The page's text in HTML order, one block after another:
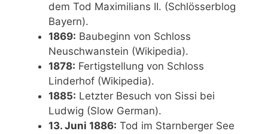
dem Tod Maximilians II. (Schlösserblog
Bayern).
1869: Baubeginn von Schloss
Neuschwanstein (Wikipedia).
1878: Fertigstellung von Schloss
Linderhof (Wikipedia).
1885: Letzter Besuch von Sissi bei
Ludwig (Slow German).
13. Juni 1886: Tod im Starnberger See